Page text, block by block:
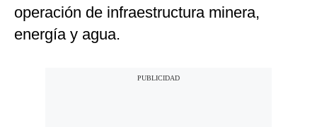
operación de infraestructura minera,
energía y agua.